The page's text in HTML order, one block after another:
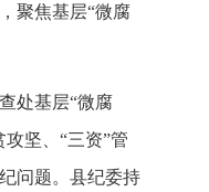
聚焦基层“微腐
处基层“微腐
坚、“三资”管
问题。县纪委持